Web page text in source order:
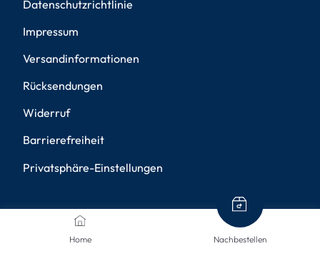
Home Nachbestellen
Datenschutzrichtlinie
Impressum
Versandinformationen
Rücksendungen
Widerruf
Barrierefreiheit
Privatsphäre-Einstellungen
ZAHLUNGSMETHODEN